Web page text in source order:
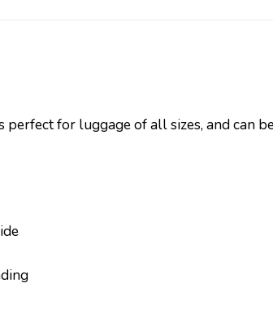
perfect for luggage of all sizes, and can